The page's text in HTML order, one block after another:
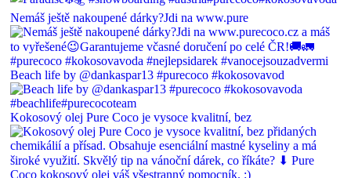
Nemáš ještě nakoupené dárky?Jdi na www.pure
Beach life by @dankaspar13 #purecoco #kokosovavod
Kokosový olej Pure Coco je vysoce kvalitní, bez